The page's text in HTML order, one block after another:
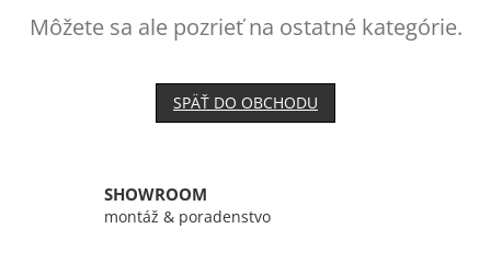
Môžete sa ale pozrieť na ostatné kategórie.
SPÄŤ DO OBCHODU
SHOWROOM
montáž & poradenstvo